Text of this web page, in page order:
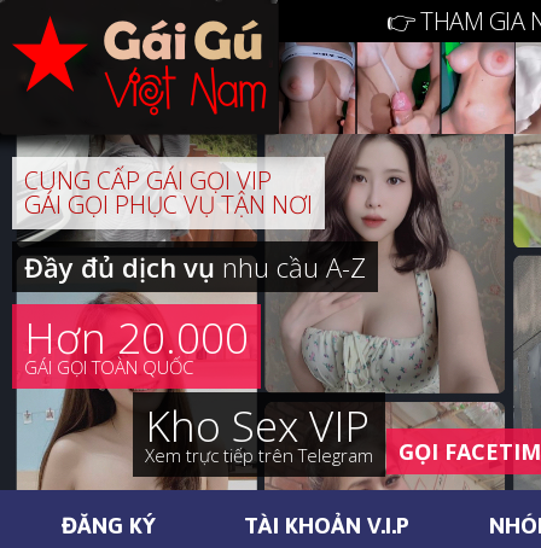
👉 THAM GIA
CUNG CẤP GÁI GỌI VIP
GÁI GỌI PHỤC VỤ TẬN NƠI
Đầy đủ dịch vụnhu cầu A-Z
Hơn 20.000
GÁI GỌI TOÀN QUỐC
Kho Sex VIP
Xem trực tiếp trên Telegram GỌI
ĐĂNG KÝ TÀI KHOẢN V.I.P